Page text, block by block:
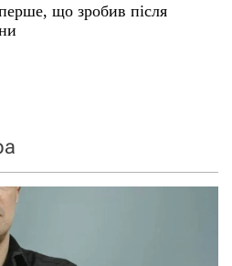
що зробив після